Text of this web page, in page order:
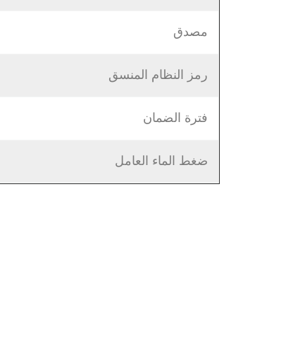
مصدق
رمز النظام المنسق
فترة الضمان
ضغط الماء العامل